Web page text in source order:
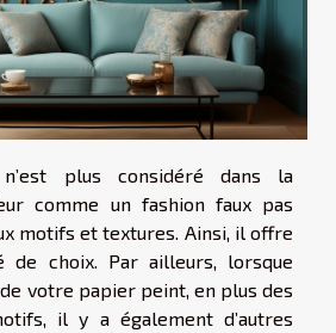
plus considéré dans la
comme un fashion faux pas
motifs et textures. Ainsi, il offre
de choix. Par ailleurs, lorsque
votre papier peint, en plus des
il y a également d’autres